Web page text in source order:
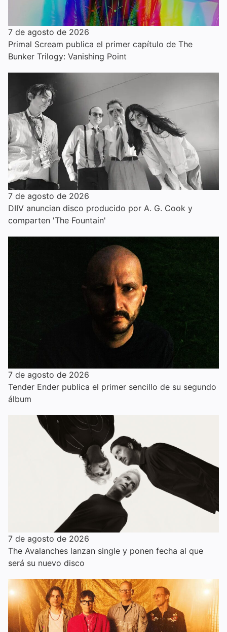
7 de agosto de 2026
Primal Scream publica el primer capítulo de The
Bunker Trilogy: Vanishing Point
7 de agosto de 2026
DIIV anuncian disco producido por A. G. Cook y
comparten 'The Fountain'
7 de agosto de 2026
Tender Ender publica el primer sencillo de su segundo
álbum
7 de agosto de 2026
The Avalanches lanzan single y ponen fecha al que
será su nuevo disco